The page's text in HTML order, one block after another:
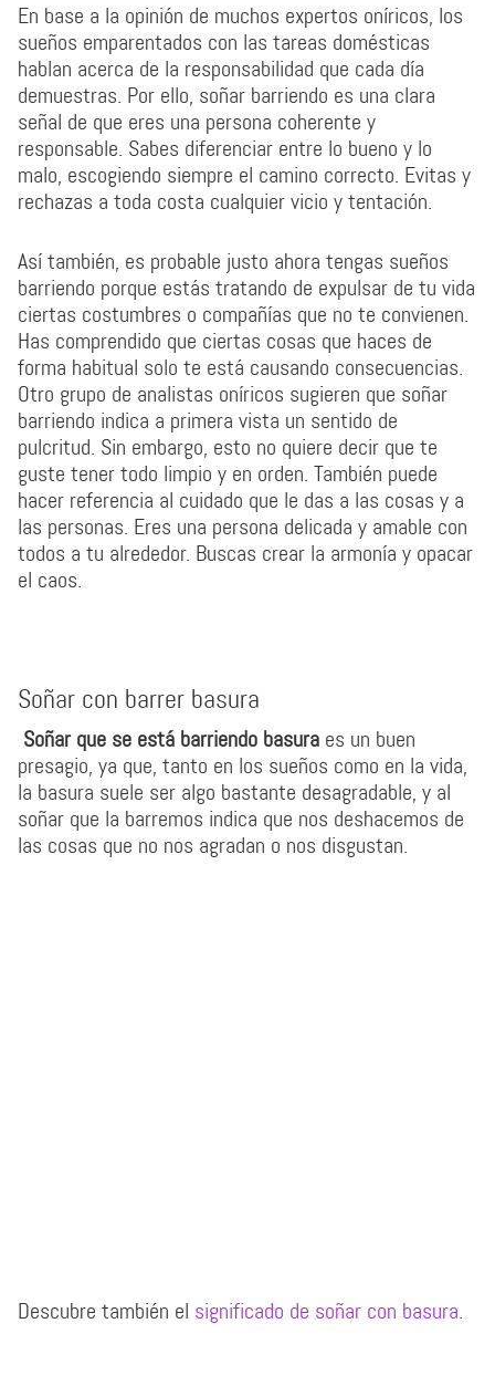
En base a la opinión de muchos expertos oníricos, los
sueños emparentados con las tareas domésticas
hablan acerca de la responsabilidad que cada día
demuestras. Por ello, soñar barriendo es una clara
señal de que eres una persona coherente y
responsable. Sabes diferenciar entre lo bueno y lo
malo, escogiendo siempre el camino correcto. Evitas y
rechazas a toda costa cualquier vicio y tentación.
Así también, es probable justo ahora tengas sueños
barriendo porque estás tratando de expulsar de tu vida
ciertas costumbres o compañías que no te convienen.
Has comprendido que ciertas cosas que haces de
forma habitual solo te está causando consecuencias.
Otro grupo de analistas oníricos sugieren que soñar
barriendo indica a primera vista un sentido de
pulcritud. Sin embargo, esto no quiere decir que te
guste tener todo limpio y en orden. También puede
hacer referencia al cuidado que le das a las cosas y a
las personas. Eres una persona delicada y amable con
todos a tu alrededor. Buscas crear la armonía y opacar
el caos.
Soñar con barrer basura
Soñar que se está barriendo basura es un buen
presagio, ya que, tanto en los sueños como en la vida,
la basura suele ser algo bastante desagradable, y al
soñar que la barremos indica que nos deshacemos de
las cosas que no nos agradan o nos disgustan.
Descubre también el significado de soñar con basura.